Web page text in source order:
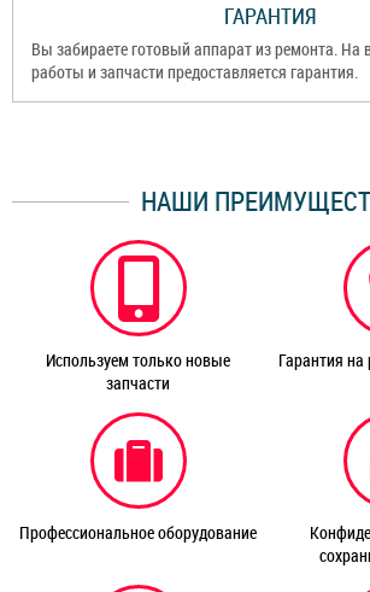
ГАРАНТИЯ
Вы забираете готовый аппарат из ремонта. На
работы и запчасти предоставляется гарантия.
НАШИ
Используем только новые
запчасти
Гарантия
Профессиональное оборудование